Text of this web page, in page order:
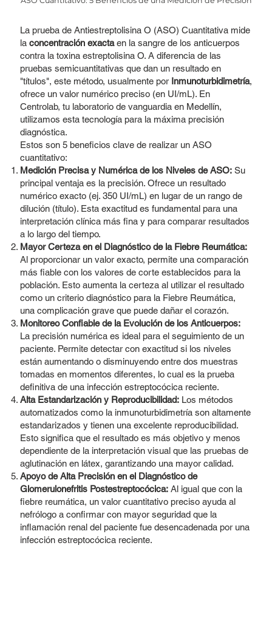
La prueba de Antiestreptolisina O (ASO) Cuantitativa mide
la concentración exactaen la sangre de los anticuerpos
contra la toxina estreptolisina O. A diferencia de las
pruebas semicuantitativas que dan un resultado en
"títulos", este método, usualmente por Inmunoturbidimetría,
ofrece un valor numérico preciso (en UI/mL). En
Centrolab, tu laboratorio de vanguardia en Medellín,
utilizamos esta tecnología para la máxima precisión
diagnóstica.
Estos son 5 beneficios clave de realizar un ASO
cuantitativo:
Medición Precisa y Numérica de los Niveles de ASO:Su
principal ventaja es la precisión. Ofrece un resultado
numérico exacto (ej. 350 UI/mL) en lugar de un rango de
dilución (título). Esta exactitud es fundamental para una
interpretación clínica más fina y para comparar resultados
a lo largo del tiempo.
Mayor Certeza en el Diagnóstico de la Fiebre Reumática:
Al proporcionar un valor exacto, permite una comparación
más fiable con los valores de corte establecidos para la
población. Esto aumenta la certeza al utilizar el resultado
como un criterio diagnóstico para la Fiebre Reumática,
una complicación grave que puede dañar el corazón.
Monitoreo Confiable de la Evolución de los Anticuerpos:
La precisión numérica es ideal para el seguimiento de un
paciente. Permite detectar con exactitud si los niveles
están aumentando o disminuyendo entre dos muestras
tomadas en momentos diferentes, lo cual es la prueba
definitiva de una infección estreptocócica reciente.
Alta Estandarización y Reproducibilidad:Los métodos
automatizados como la inmunoturbidimetría son altamente
estandarizados y tienen una excelente reproducibilidad.
Esto significa que el resultado es más objetivo y menos
dependiente de la interpretación visual que las pruebas de
aglutinación en látex, garantizando una mayor calidad.
Apoyo de Alta Precisión en el Diagnóstico de
Glomerulonefritis Postestreptocócica:Al igual que con la
fiebre reumática, un valor cuantitativo preciso ayuda al
nefrólogo a confirmar con mayor seguridad que la
inflamación renal del paciente fue desencadenada por una
infección estreptocócica reciente.